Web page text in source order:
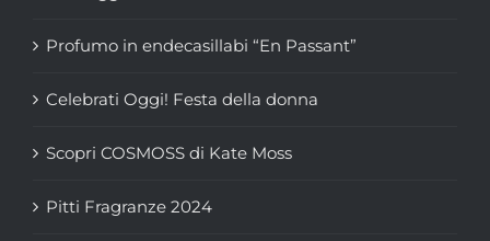
Profumo in endecasillabi “En Passant”
Celebrati Oggi! Festa della donna
Scopri COSMOSS di Kate Moss
Pitti Fragranze 2024